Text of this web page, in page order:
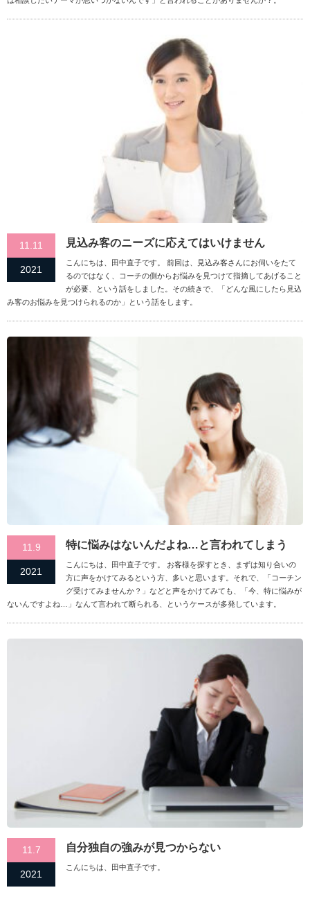
11.11
2021
見込み客のニーズに応えてはいけません
こんにちは、田中直子です。 前回は、見込み客さんにお伺いをたて
るのではなく、コーチの側からお悩みを見つけて指摘してあげること
が必要、という話をしました。その続きで、「どんな風にしたら見込
み客のお悩みを見つけられるのか」という話をします。
11.9
2021
特に悩みはないんだよね…と言われてしまう
こんにちは、田中直子です。 お客様を探すとき、まずは知り合いの
方に声をかけてみるという方、多いと思います。それで、「コーチン
グ受けてみませんか？」などと声をかけてみても、「今、特に悩みが
ないんですよね…」なんて言われて断られる、というケースが多発しています。
11.7
2021
自分独自の強みが見つからない
こんにちは、田中直子です。